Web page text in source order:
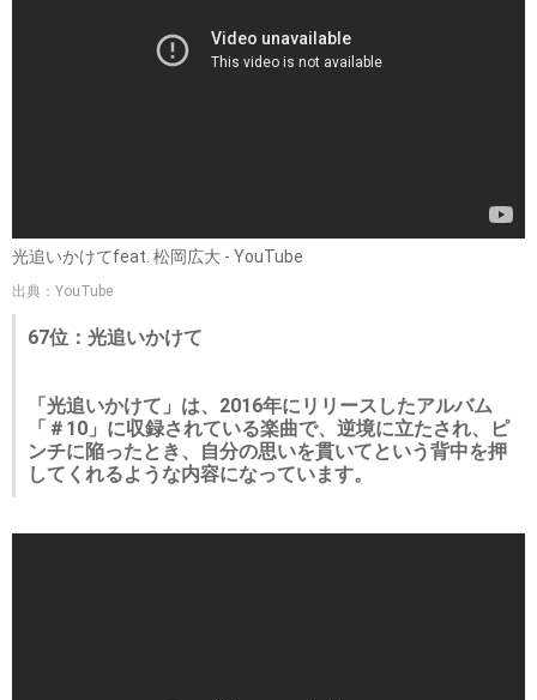
光追いかけてfeat. 松岡広大 - YouTube
出典：YouTube
67位：光追いかけて
「光追いかけて」は、2016年にリリースしたアルバム
「＃10」に収録されている楽曲で、逆境に立たされ、ピ
ンチに陥ったとき、自分の思いを貫いてという背中を押
してくれるような内容になっています。